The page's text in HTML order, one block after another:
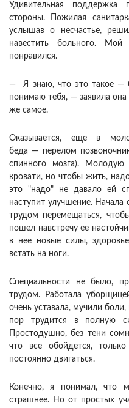
Удивительная
стороны. Пожилая
услышав о несчастье,
навестить больного.
понравился.
— Я знаю, что это такое —
понимаю тебя, — заявила
же самое.
Оказывается, еще в
беда — перелом
спинного мозга).
кровати, но чтобы жить,
это "надо" не давало ей
наступит улучшение.
трудом перемещаться,
пошел навстречу ее
в нее новые силы,
встать на ноги.
Специальности не было,
трудом. Работала
очень уставала, мучили
пор трудится в полную
Простодушно, без тени
что все обойдется,
постоянно двигаться.
Конечно, я понимал, что
страшнее. Но от простых